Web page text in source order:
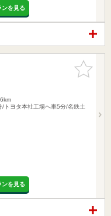
ンを見る
お気に入
りに追加
トヨタ本社工場へ車5分/名鉄土
ンを見る